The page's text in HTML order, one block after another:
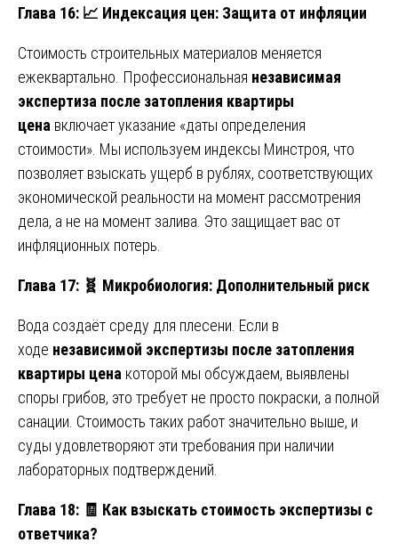
Глава 16: 📈 Индексация цен: Защита от инфляции
Стоимость строительных материалов меняется
ежеквартально. Профессиональная независимая
экспертиза после затопления квартиры
цена включает указание «даты определения
стоимости». Мы используем индексы Минстроя, что
позволяет взыскать ущерб в рублях, соответствующих
экономической реальности на момент рассмотрения
дела, а не на момент залива. Это защищает вас от
инфляционных потерь.
Глава 17: 🧬 Микробиология: Дополнительный риск
Вода создаёт среду для плесени. Если в
ходе независимой экспертизы после затопления
квартиры цена которой мы обсуждаем, выявлены
споры грибов, это требует не просто покраски, а полной
санации. Стоимость таких работ значительно выше, и
суды удовлетворяют эти требования при наличии
лабораторных подтверждений.
Глава 18: 🧾 Как взыскать стоимость экспертизы с
ответчика?